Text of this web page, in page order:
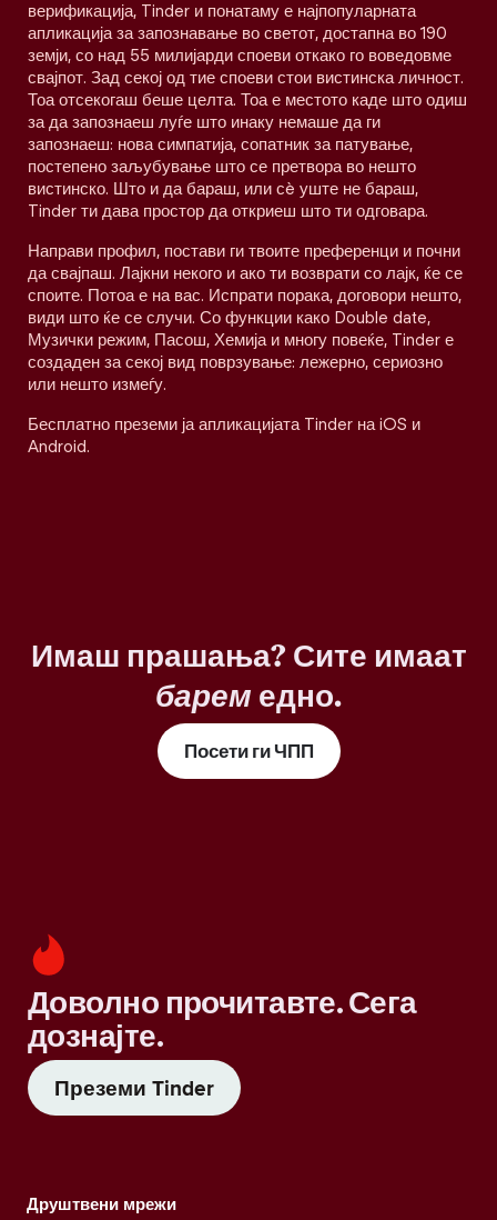
верификација, Tinder и понатаму е најпопуларната
апликација за запознавање во светот, достапна во 190
земји, со над 55 милијарди споеви откако го воведовме
свајпот. Зад секој од тие споеви стои вистинска личност.
Тоа отсекогаш беше целта. Тоа е местото каде што одиш
за да запознаеш луѓе што инаку немаше да ги
запознаеш: нова симпатија, сопатник за патување,
постепено заљубување што се претвора во нешто
вистинско. Што и да бараш, или сè уште не бараш,
Tinder ти дава простор да откриеш што ти одговара.
Направи профил, постави ги твоите преференци и почни
да свајпаш. Лајкни некого и ако ти возврати со лајк, ќе се
споите. Потоа е на вас. Испрати порака, договори нешто,
види што ќе се случи. Со функции како Double date,
Музички режим, Пасош, Хемија и многу повеќе, Tinder е
создаден за секој вид поврзување: лежерно, сериозно
или нешто измеѓу.
Бесплатно преземи ја апликацијата Tinder на iOS и
Android.
Имаш прашања? Сите имаат
барем едно.
Посети ги ЧПП
Доволно прочитавте. Сега
дознајте.
Преземи Tinder
Друштвени мрежи